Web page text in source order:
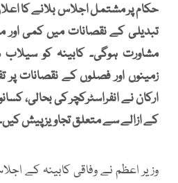
حکام پر مشتمل اجلاس بلانے کا
تبدیلی کے نقصانات میں کمی
مشاورت ہوگی۔ کابینہ کو سیلاب
زمینوں اور فصلوں کے نقصانات
ارکان نے انفراسٹرکچر کی بحالی،
کے ازالے سے متعلق تجاویز پیش
وزیر اعظم نے وفاقی کابینہ کے